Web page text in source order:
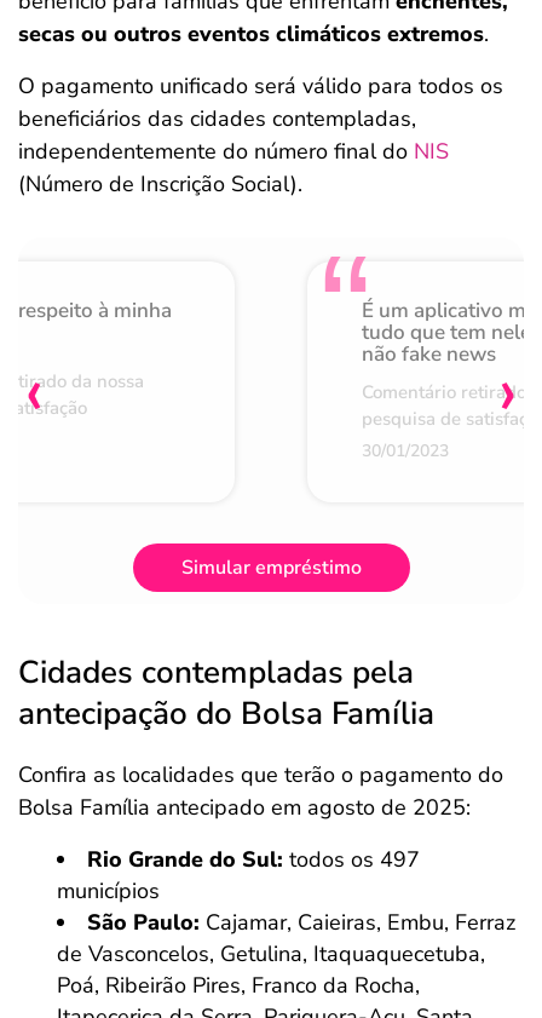
secas ou outros eventos climáticos extremos.
O pagamento unificado será válido para todos os
beneficiários das cidades contempladas,
independentemente do número final do NIS
(Número de Inscrição Social).
respeito à minha
da nossa
É um aplicativo
tudo que tem nele
não fake news
Comentário retirado
pesquisa de
30/01/2023
‹ ›
Simular empréstimo
Cidades contempladas pela
antecipação do Bolsa Família
Confira as localidades que terão o pagamento do
Bolsa Família antecipado em agosto de 2025:
Rio Grande do Sul: todos os 497
municípios
São Paulo: Cajamar, Caieiras, Embu, Ferraz
de Vasconcelos, Getulina, Itaquaquecetuba,
Poá, Ribeirão Pires, Franco da Rocha,